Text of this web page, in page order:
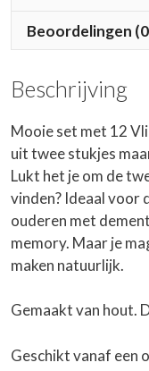
Beoordelingen
Beschrijving
Mooie set met 12
uit twee stukjes
Lukt het je om de
vinden? Ideaal voor
ouderen met
memory. Maar je
maken natuurlijk.
Gemaakt van hout.
Geschikt vanaf een